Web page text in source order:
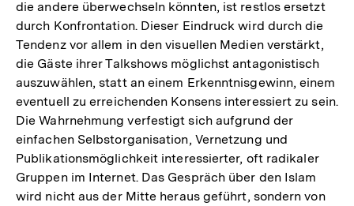
die andere überwechseln könnten, ist restlos ersetzt
durch Konfrontation. Dieser Eindruck wird durch die
Tendenz vor allem in den visuellen Medien verstärkt,
die Gäste ihrer Talkshows möglichst antagonistisch
auszuwählen, statt an einem Erkenntnisgewinn, einem
eventuell zu erreichenden Konsens interessiert zu sein.
Die Wahrnehmung verfestigt sich aufgrund der
einfachen Selbstorganisation, Vernetzung und
Publikationsmöglichkeit interessierter, oft radikaler
Gruppen im Internet. Das Gespräch über den Islam
wird nicht aus der Mitte heraus geführt, sondern von